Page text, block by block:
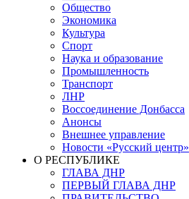
Общество
Экономика
Культура
Спорт
Наука и образование
Промышленность
Транспорт
ЛНР
Воссоединение Донбасса
Анонсы
Внешнее управление
Новости «Русский центр»
О РЕСПУБЛИКЕ
ГЛАВА ДНР
ПЕРВЫЙ ГЛАВА ДНР